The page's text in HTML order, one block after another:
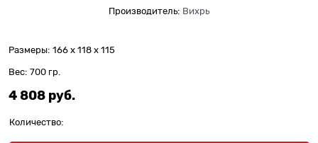
Производитель: Вихрь
Размеры: 166 x 118 x 115
Вес: 700 гр.
4 808 руб.
Количество: